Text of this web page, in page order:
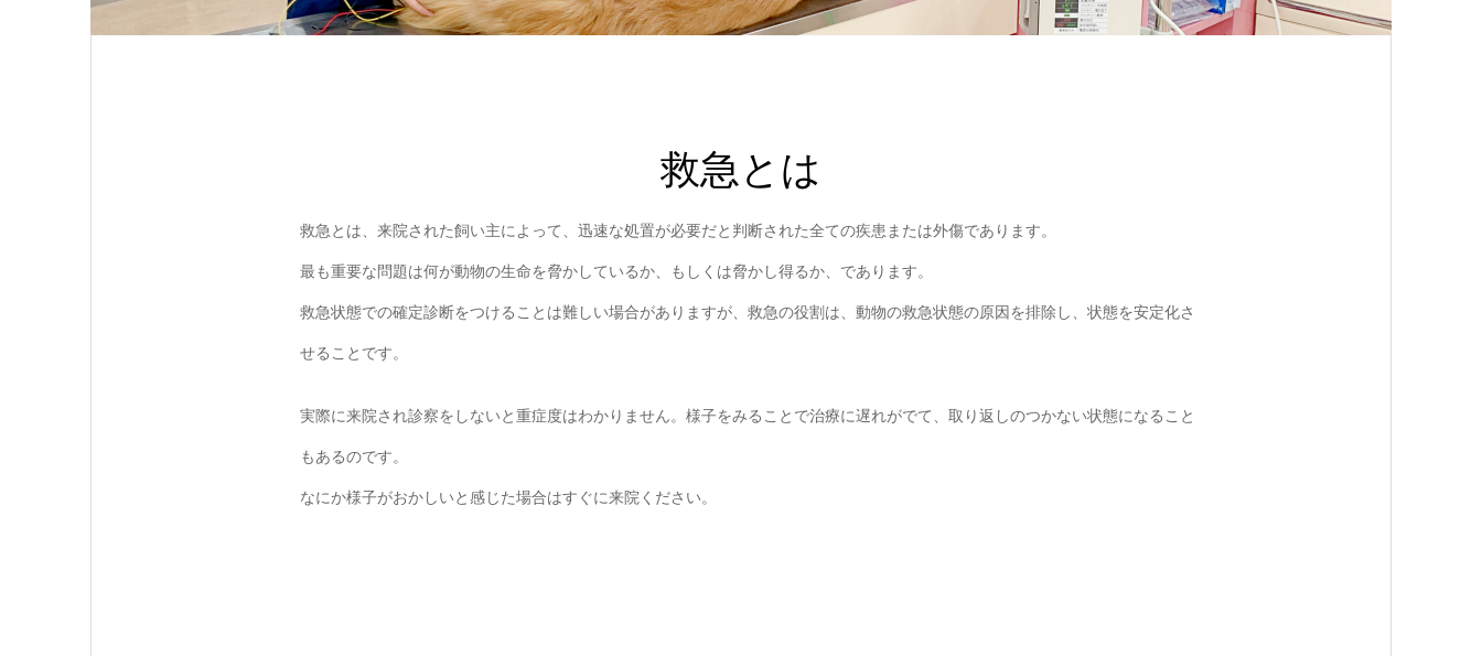
救急とは
救急とは、来院された飼い主によって、迅速な処置が必要だと判断された全ての疾患または外傷であります。
最も重要な問題は何が動物の生命を脅かしているか、もしくは脅かし得るか、であります。
救急状態での確定診断をつけることは難しい場合がありますが、救急の役割は、動物の救急状態の原因を排除し、状態を安定化さ
せることです。
実際に来院され診察をしないと重症度はわかりません。様子をみることで治療に遅れがでて、取り返しのつかない状態になること
もあるのです。
なにか様子がおかしいと感じた場合はすぐに来院ください。